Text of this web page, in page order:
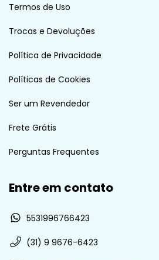
Termos de Uso
Trocas e Devoluções
Política de Privacidade
Políticas de Cookies
Ser um Revendedor
Frete Grátis
Perguntas Frequentes
Entre em contato
5531996766423
(31) 9 9676-6423